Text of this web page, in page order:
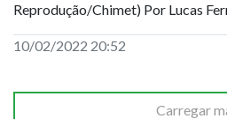
Reprodução/Chimet) Por Lucas
10/02/2022 20:52
Carregar